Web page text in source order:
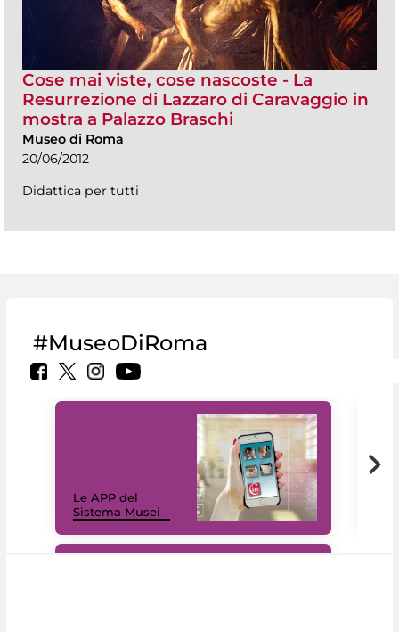
Cose mai viste, cose nascoste - La
Resurrezione di Lazzaro di Caravaggio in
mostra a Palazzo Braschi
Museo di Roma
20/06/2012
Didattica per tutti
#MuseoDiRoma
Le APP del
Sistema Musei